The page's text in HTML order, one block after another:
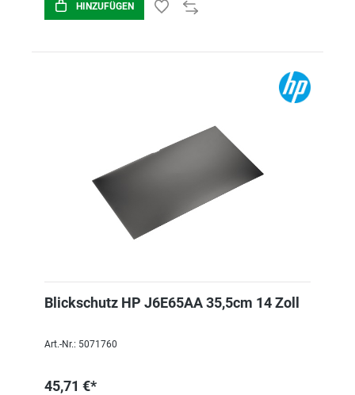
HINZUFÜGEN
Blickschutz HP J6E65AA 35,5cm 14 Zoll
Art.-Nr.: 5071760
45,71 €*